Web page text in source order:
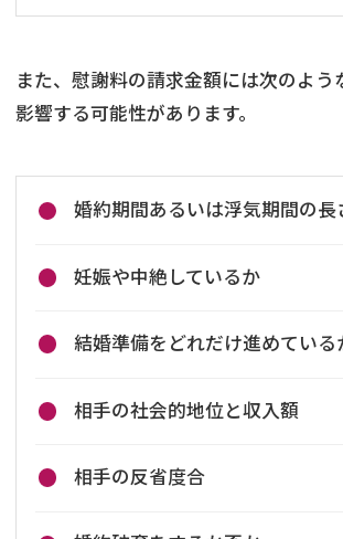
また、慰謝料の請求金額には次のよう
影響する可能性があります。
婚約期間あるいは浮気期間の長
妊娠や中絶しているか
結婚準備をどれだけ進めている
相手の社会的地位と収入額
相手の反省度合